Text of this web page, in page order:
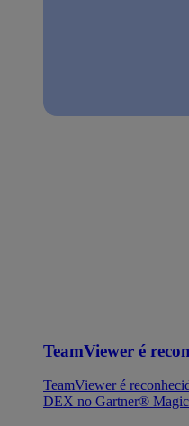
TeamViewer é
TeamViewer é
DEX no Gartner®